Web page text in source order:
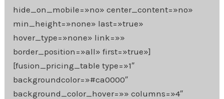
hide_on_mobile=»no» center_content=»no»
min_height=»none» last=»true»
hover_type=»none» link=»»
border_position=»all» first=»true»]
[fusion_pricing_table type=»1″
backgroundcolor=»#ca0000″
background_color_hover=»» columns=»4″